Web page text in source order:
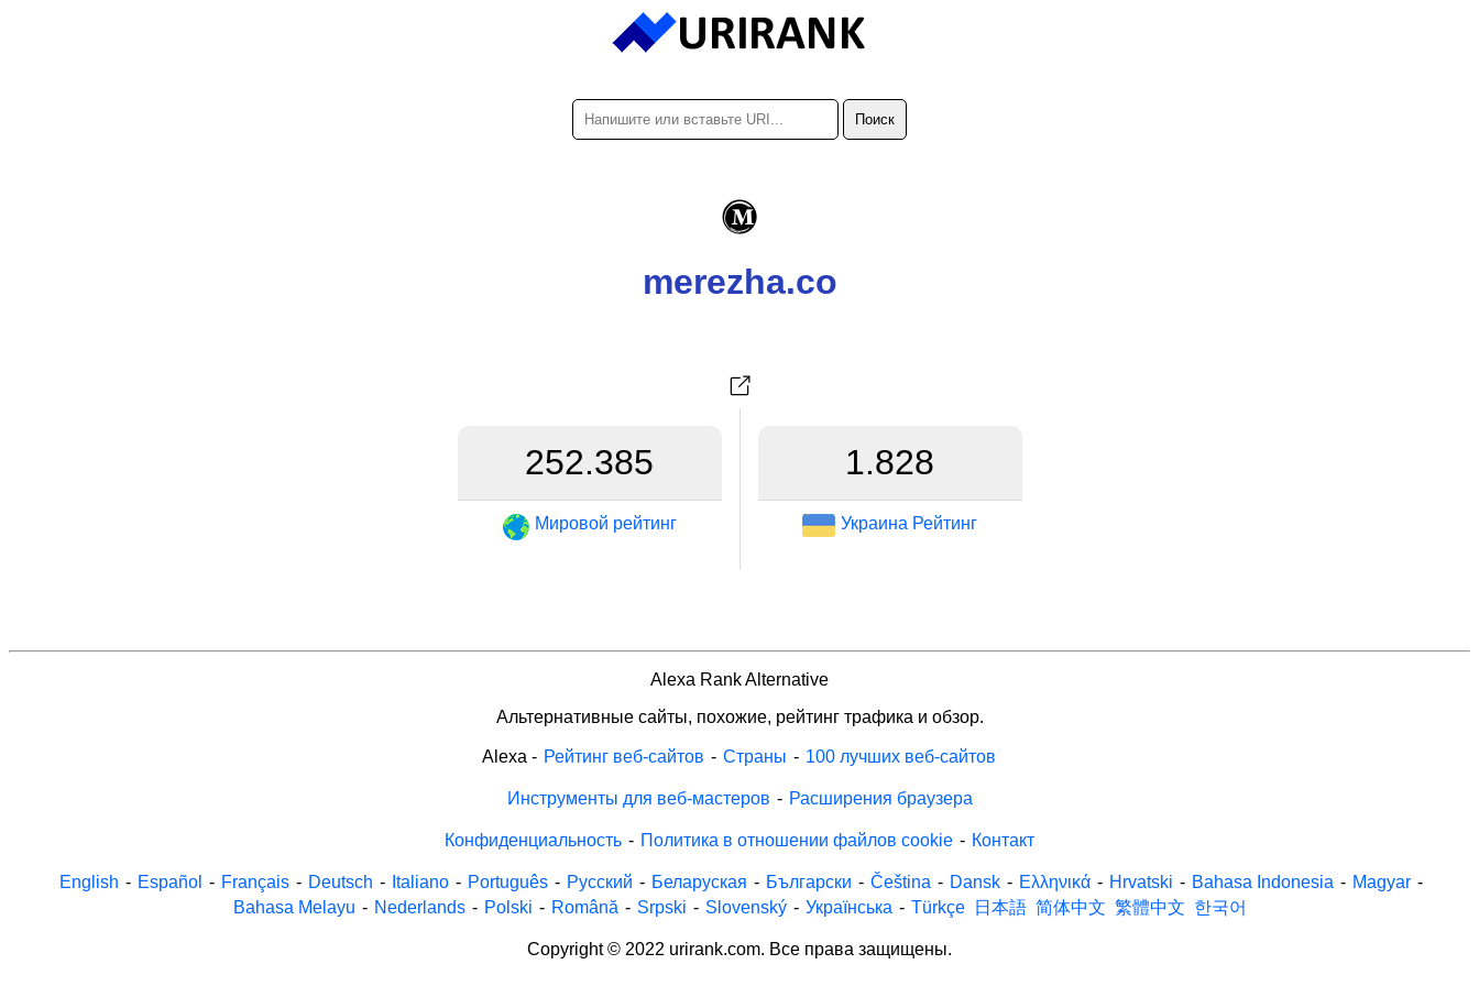
merezha.co
252.385
Мировой рейтинг
1.828
Украина Рейтинг
Alexa Rank Alternative
Альтернативные сайты, похожие, рейтинг трафика и обзор.
Alexa - Рейтинг веб-сайтов - Страны - 100 лучших веб-сайтов
Инструменты для веб-мастеров - Расширения браузера
Конфиденциальность - Политика в отношении файлов cookie - Контакт
English - Español - Français - Deutsch - Italiano - Português - Русский - Беларуская - Български - Čeština - Dansk - Ελληνικά - Hrvatski - Bahasa Indonesia - Magyar -
Bahasa Melayu - Nederlands - Polski - Română - Srpski - Slovenský - Українська - Türkçe 日本語 简体中文 繁體中文 한국어
Copyright © 2022 urirank.com. Все права защищены.